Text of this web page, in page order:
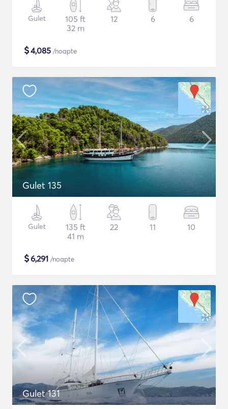
Gulet
105 ft
32 m
12 6 6
$4,085 /noapte
Gulet 135
Gulet
135 ft
41 m
22 11 10
$6,291 /noapte
Gulet 131